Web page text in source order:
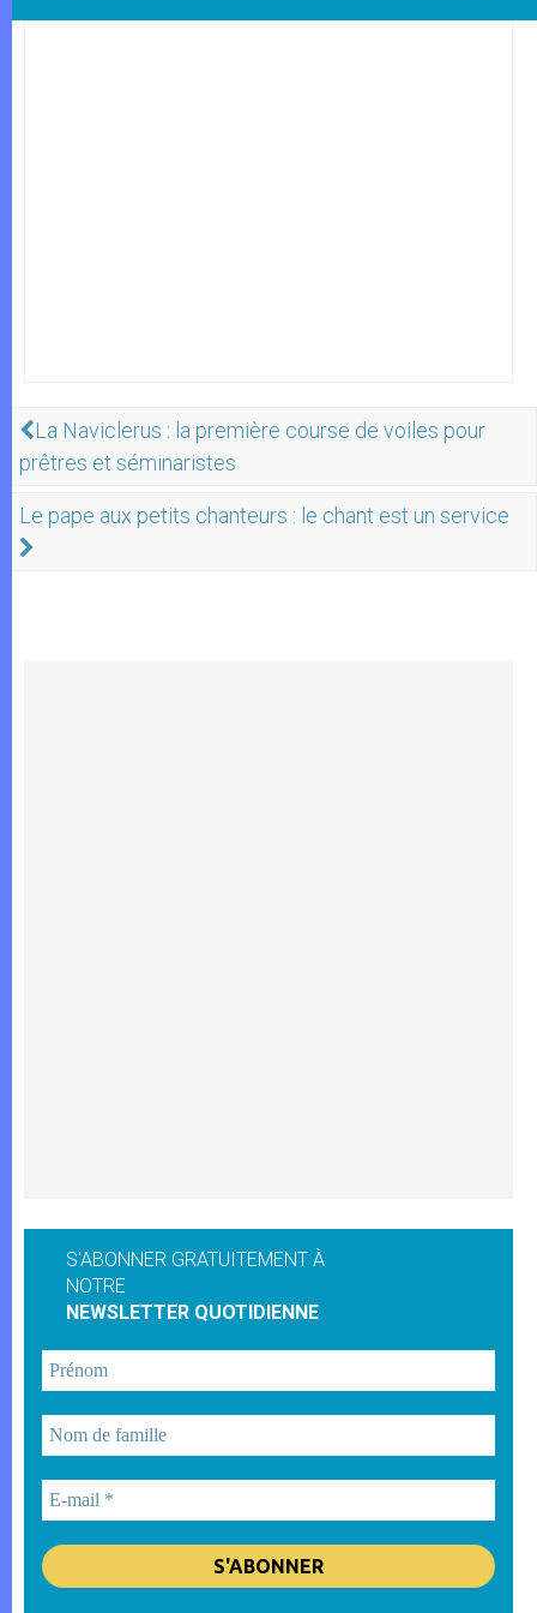
La Naviclerus : la première course de voiles pour
prêtres et séminaristes
Le pape aux petits chanteurs : le chant est un service
S'ABONNER GRATUITEMENT À
NOTRE
NEWSLETTER QUOTIDIENNE